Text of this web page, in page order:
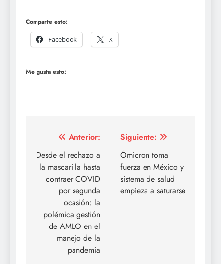
Comparte esto:
Facebook
X
Me gusta esto:
Navegación
de
entradas
Anterior:
Desde el rechazo a
la mascarilla hasta
contraer COVID
por segunda
ocasión: la
polémica gestión
de AMLO en el
manejo de la
pandemia
Siguiente:
Ómicron toma
fuerza en México y
sistema de salud
empieza a saturarse